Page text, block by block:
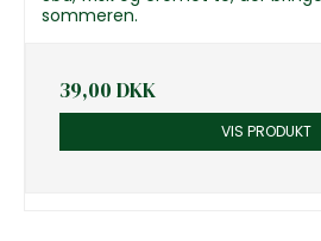
sommeren.
39,00 DKK
VIS PRODUKT